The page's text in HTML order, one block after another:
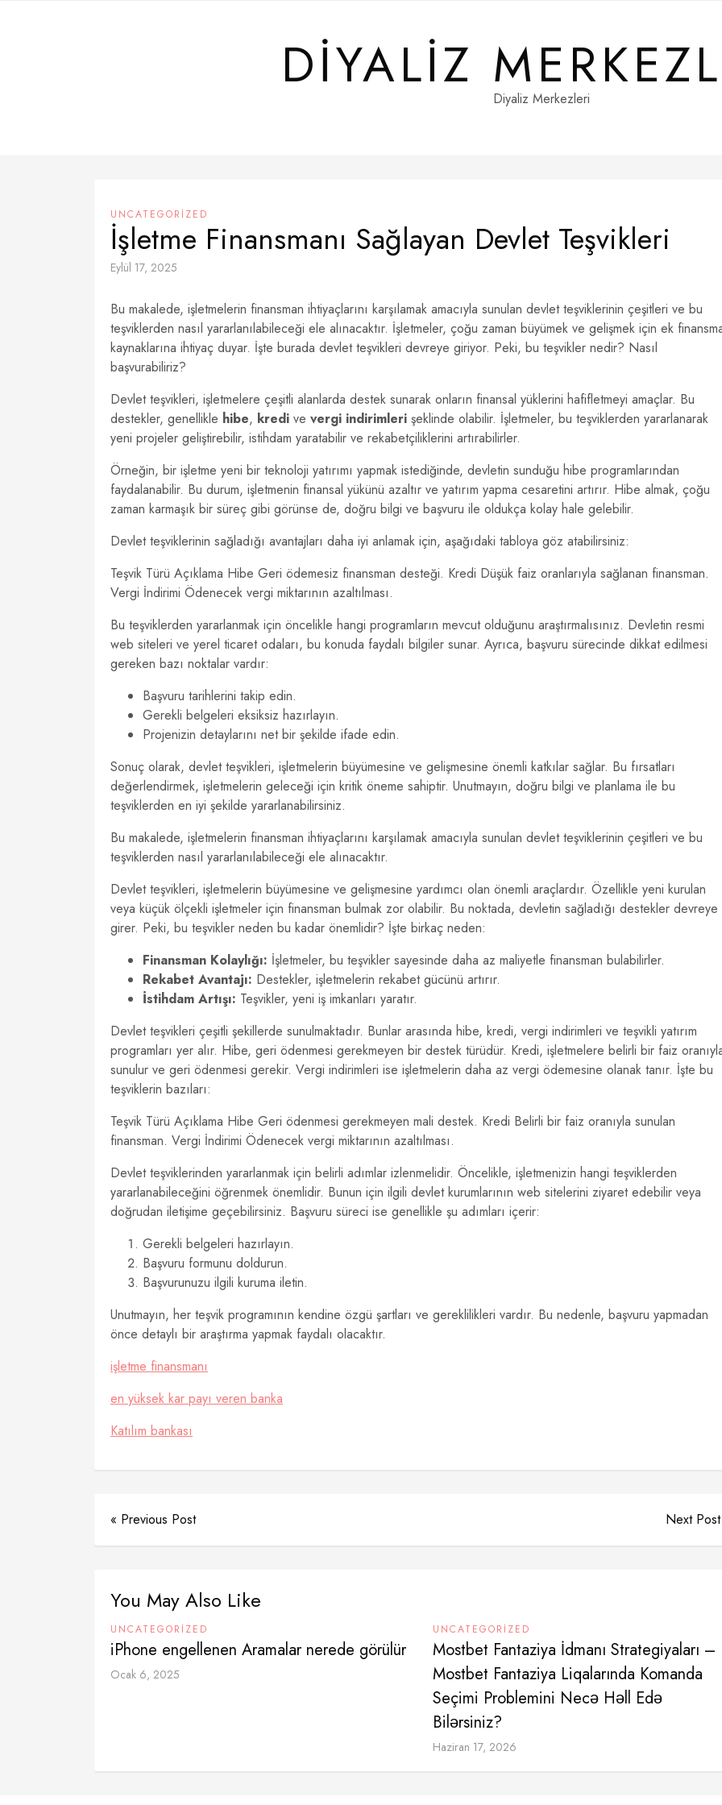
DIYALIZ Diyaliz Merkezleri
UNCATEGORIZED
İşletme Finansmanı Sağlayan Devlet Teşvikleri
Eylül 17, 2025
Bu makalede, işletmelerin finansman ihtiyaçlarını karşılamak amacıyla sunulan devlet teşviklerinin çeşitleri ve bu
teşviklerden nasıl yararlanılabileceği ele alınacaktır. İşletmeler, çoğu zaman büyümek ve gelişmek için ek
kaynaklarına ihtiyaç duyar. İşte burada devlet teşvikleri devreye giriyor. Peki, bu teşvikler nedir? Nasıl
başvurabiliriz?
Devlet teşvikleri, işletmelere çeşitli alanlarda destek sunarak onların finansal yüklerini hafifletmeyi amaçlar. Bu
destekler, genellikle hibe, kredi ve vergi indirimleri şeklinde olabilir. İşletmeler, bu teşviklerden yararlanarak
yeni projeler geliştirebilir, istihdam yaratabilir ve rekabetçiliklerini artırabilirler.
Örneğin, bir işletme yeni bir teknoloji yatırımı yapmak istediğinde, devletin sunduğu hibe programlarından
faydalanabilir. Bu durum, işletmenin finansal yükünü azaltır ve yatırım yapma cesaretini artırır. Hibe almak, çoğu
zaman karmaşık bir süreç gibi görünse de, doğru bilgi ve başvuru ile oldukça kolay hale gelebilir.
Devlet teşviklerinin sağladığı avantajları daha iyi anlamak için, aşağıdaki tabloya göz atabilirsiniz:
Teşvik Türü Açıklama Hibe Geri ödemesiz finansman desteği. Kredi Düşük faiz oranlarıyla sağlanan finansman.
Vergi İndirimi Ödenecek vergi miktarının azaltılması.
Bu teşviklerden yararlanmak için öncelikle hangi programların mevcut olduğunu araştırmalısınız. Devletin resmi
web siteleri ve yerel ticaret odaları, bu konuda faydalı bilgiler sunar. Ayrıca, başvuru sürecinde dikkat edilmesi
gereken bazı noktalar vardır:
Başvuru tarihlerini takip edin.
Gerekli belgeleri eksiksiz hazırlayın.
Projenizin detaylarını net bir şekilde ifade edin.
Sonuç olarak, devlet teşvikleri, işletmelerin büyümesine ve gelişmesine önemli katkılar sağlar. Bu fırsatları
değerlendirmek, işletmelerin geleceği için kritik öneme sahiptir. Unutmayın, doğru bilgi ve planlama ile bu
teşviklerden en iyi şekilde yararlanabilirsiniz.
Bu makalede, işletmelerin finansman ihtiyaçlarını karşılamak amacıyla sunulan devlet teşviklerinin çeşitleri ve bu
teşviklerden nasıl yararlanılabileceği ele alınacaktır.
Devlet teşvikleri, işletmelerin büyümesine ve gelişmesine yardımcı olan önemli araçlardır. Özellikle yeni kurulan
veya küçük ölçekli işletmeler için finansman bulmak zor olabilir. Bu noktada, devletin sağladığı destekler devreye
girer. Peki, bu teşvikler neden bu kadar önemlidir? İşte birkaç neden:
Finansman Kolaylığı: İşletmeler, bu teşvikler sayesinde daha az maliyetle finansman bulabilirler.
Rekabet Avantajı: Destekler, işletmelerin rekabet gücünü artırır.
İstihdam Artışı: Teşvikler, yeni iş imkanları yaratır.
Devlet teşvikleri çeşitli şekillerde sunulmaktadır. Bunlar arasında hibe, kredi, vergi indirimleri ve teşvikli yatırım
programları yer alır. Hibe, geri ödenmesi gerekmeyen bir destek türüdür. Kredi, işletmelere belirli bir faiz
sunulur ve geri ödenmesi gerekir. Vergi indirimleri ise işletmelerin daha az vergi ödemesine olanak tanır. İşte bu
teşviklerin bazıları:
Teşvik Türü Açıklama Hibe Geri ödenmesi gerekmeyen mali destek. Kredi Belirli bir faiz oranıyla sunulan
finansman. Vergi İndirimi Ödenecek vergi miktarının azaltılması.
Devlet teşviklerinden yararlanmak için belirli adımlar izlenmelidir. Öncelikle, işletmenizin hangi teşviklerden
yararlanabileceğini öğrenmek önemlidir. Bunun için ilgili devlet kurumlarının web sitelerini ziyaret edebilir veya
doğrudan iletişime geçebilirsiniz. Başvuru süreci ise genellikle şu adımları içerir:
Gerekli belgeleri hazırlayın.
Başvuru formunu doldurun.
Başvurunuzu ilgili kuruma iletin.
Unutmayın, her teşvik programının kendine özgü şartları ve gereklilikleri vardır. Bu nedenle, başvuru yapmadan
önce detaylı bir araştırma yapmak faydalı olacaktır.
işletme finansmanı
en yüksek kar payı veren banka
Katılım bankası
« Previous Post Next
You May Also Like
UNCATEGORIZED
iPhone engellenen Aramalar nerede görülür
Ocak 6, 2025
UNCATEGORIZED
Mostbet Fantaziya İdmanı Strategiyaları –
Mostbet Fantaziya Liqalarında Komanda
Seçimi Problemini Necə Həll Edə
Bilərsiniz?
Haziran 17, 2026